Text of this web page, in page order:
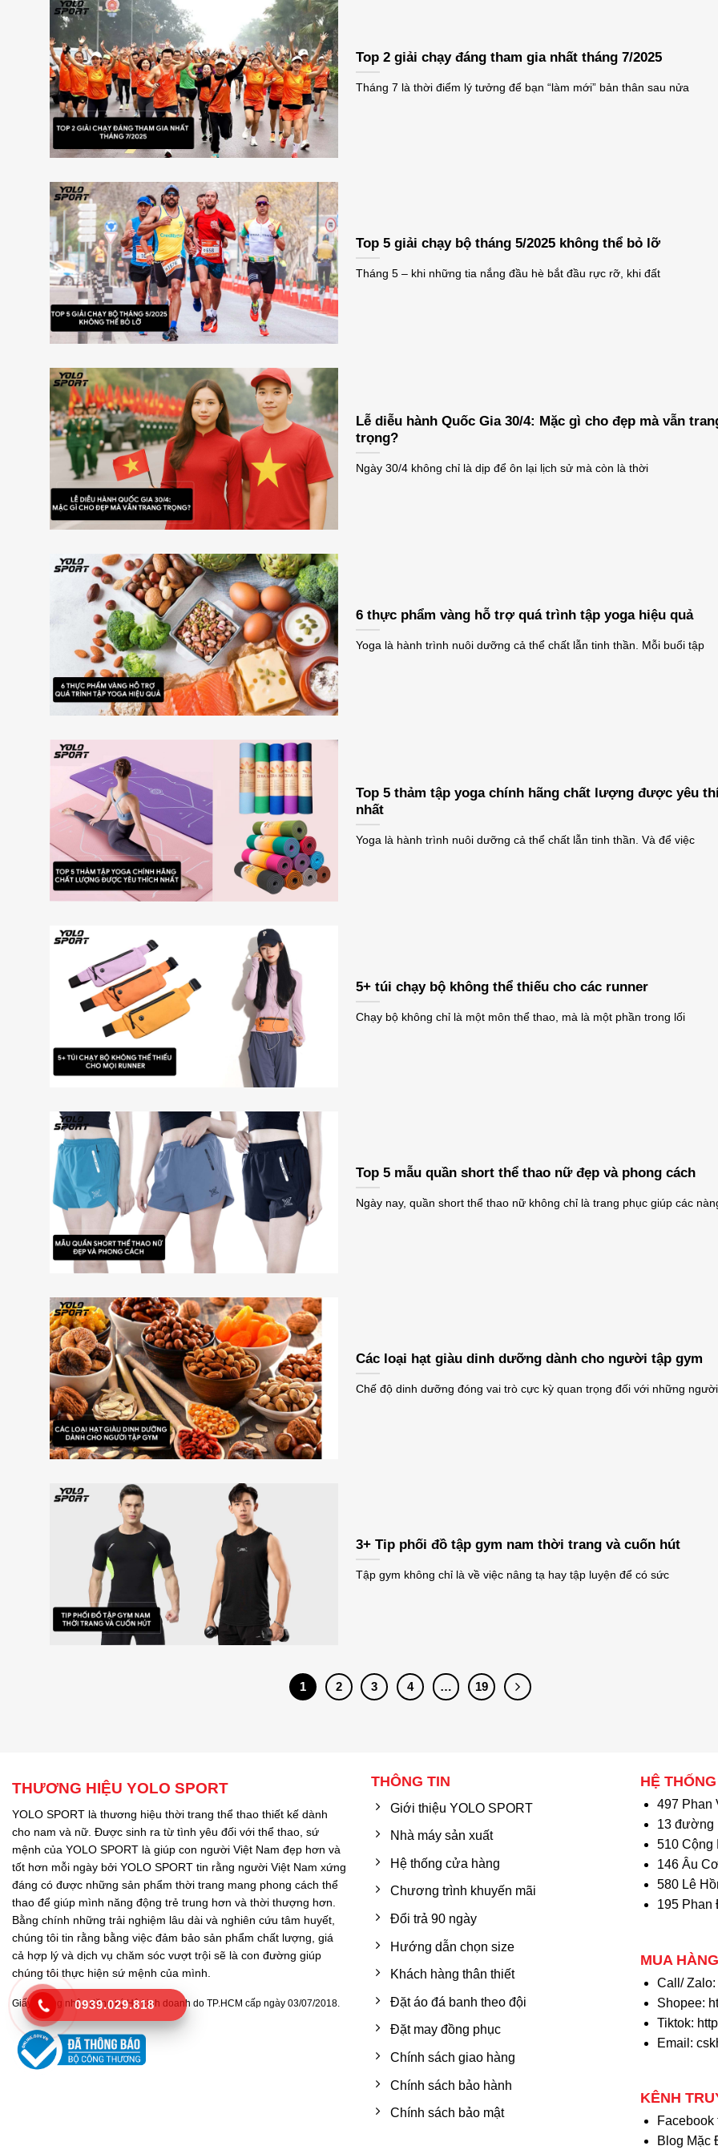
Top 2 giải chạy đáng tham gia nhất tháng 7/2025
Tháng 7 là thời điểm lý tưởng để bạn “làm mới” bản thân sau nửa
Top 5 giải chạy bộ tháng 5/2025 không thể bỏ lỡ
Tháng 5 – khi những tia nắng đầu hè bắt đầu rực rỡ, khi đất
Lễ diễu hành Quốc Gia 30/4: Mặc gì cho đẹp mà vẫn
trọng?
Ngày 30/4 không chỉ là dịp để ôn lại lịch sử mà còn là thời
6 thực phẩm vàng hỗ trợ quá trình tập yoga hiệu quả
Yoga là hành trình nuôi dưỡng cả thể chất lẫn tinh thần. Mỗi buổi tập
Top 5 thảm tập yoga chính hãng chất lượng được yêu
nhất
Yoga là hành trình nuôi dưỡng cả thể chất lẫn tinh thần. Và để việc
5+ túi chạy bộ không thể thiếu cho các runner
Chạy bộ không chỉ là một môn thể thao, mà là một phần trong lối
Top 5 mẫu quần short thể thao nữ đẹp và phong cách
Ngày nay, quần short thể thao nữ không chỉ là trang phục giúp các
Các loại hạt giàu dinh dưỡng dành cho người tập gym
Chế độ dinh dưỡng đóng vai trò cực kỳ quan trọng đối với những người
3+ Tip phối đồ tập gym nam thời trang và cuốn hút
Tập gym không chỉ là về việc nâng tạ hay tập luyện để có sức
1 2 3 4 … 19
THƯƠNG HIỆU YOLO SPORT
YOLO SPORT là thương hiệu thời trang thể thao thiết kế dành
cho nam và nữ. Được sinh ra từ tình yêu đối với thể thao, sứ
mệnh của YOLO SPORT là giúp con người Việt Nam đẹp hơn và
tốt hơn mỗi ngày bởi YOLO SPORT tin rằng người Việt Nam xứng
đáng có được những sản phẩm thời trang mang phong cách thể
thao để giúp mình năng động trẻ trung hơn và thời thượng hơn.
Bằng chính những trải nghiệm lâu dài và nghiên cứu tâm huyết,
chúng tôi tin rằng bằng việc đảm bảo sản phẩm chất lượng, giá
cả hợp lý và dịch vụ chăm sóc vượt trội sẽ là con đường giúp
chúng tôi thực hiện sứ mệnh của mình.
Giấy chứng nhận đăng ký Hộ kinh doanh do TP.HCM cấp ngày 03/07/2018.
THÔNG TIN
Giới thiệu YOLO SPORT
Nhà máy sản xuất
Hệ thống cửa hàng
Chương trình khuyến mãi
Đổi trả 90 ngày
Hướng dẫn chọn size
Khách hàng thân thiết
Đặt áo đá banh theo đội
Đặt may đồng phục
Chính sách giao hàng
Chính sách bảo hành
Chính sách bảo mật
HỆ
497 Phan
13 đường
510 Cộng
146 Âu
580 Lê
195 Phan
MUA
Call/
Shopee:
Tiktok:
Email:
KÊNH
Facebook
Blog Mặc
0939.029.818